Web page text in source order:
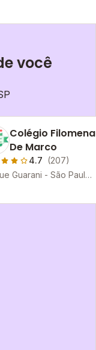
você
Colégio Filomena
De Marco
4.7 (207)
Guarani - São Paulo